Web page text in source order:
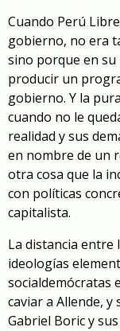
Cuando Perú
gobierno, no era
sino porque en su
producir un
gobierno. Y la
cuando no le
realidad y sus
en nombre de un
otra cosa que la
con políticas
capitalista.
La distancia entre
ideologías
socialdemócratas
caviar a Allende, y
Gabriel Boric y